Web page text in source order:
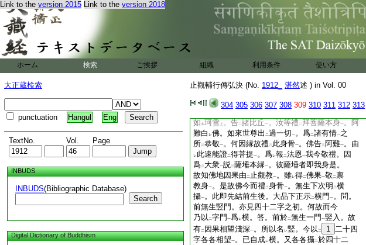
Link to the version 2015 Link to the version 2018
ホーム 検索 ご挨拶 組織 利用条件 使い方
大正蔵検索
punctuation Hangul Eng
TextNo. Vol. Page
INBUDS
INBUDS(Bibliographic Database)
Search
Digital Dictionary of Buddhism
止觀輔行傳弘決 (No. 1912_ 湛然述 ) in Vol. 00
304 305 306 307 308 309 310 311 312 313
佛果智起二於諸地一。故合喩云。功高二十地一。
影臨四海喩
レ 起 應也。果亦下合也。汲引四機
者。水如レ 機影如 レ應。四教四門四悉並是垂レ應
教。金光明經佛禮骨塔者。新譯第十云。爾
十千天子本縁一 已。於二
結跏趺坐。告 諸比丘 。汝等樂 見 菩薩
本身 已不。諸比丘言。我等樂
見。爾時世尊
即以 二百福莊嚴手 一 レ 地。即便開裂。有 二
七寶
制多
忽然踊出。衆寶莊嚴爾時世尊即從
起。作レ 禮右繞還就二本座一。告二阿難一言。汝開二
塔
如中珂雪 上 。告二諸比丘一。汝等禮 二 拜菩薩本身一。阿
難白 レ佛。如來世尊出 二過一切一。爲二諸有情一之
所二恭敬一。何因縁故禮 二 此身骨一。佛告二 阿難一。由
レ此速能證二得菩提一。爲レ報 二法恩一我今敬禮。因
爲二 大衆一説二薩埵本縁一。彼薩埵者即我身是。
故知佛地因果由 二止觀教一。雖レ得二佛果一敬二禀
教身一。是故佛今而禮 二身骨一。無生下次明 二横
攝一。此即先結前生後。大品下正示二横門 一。問。
前無生竪門。亦見四十二字之初。何故而今
乃以 二字門 一爲レ横。答。前於二無生一門 一竪入。故
有二 因果相望淺深一。所以名 レ竪。今以 二 1 二十四
字各各相望一。已自成レ横。又各各攝二於四十二